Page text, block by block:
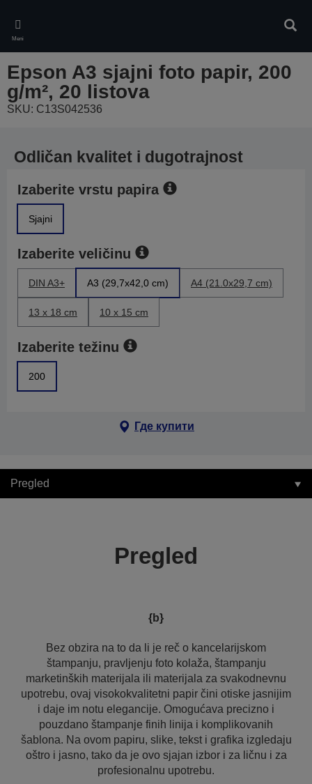
main
content
Meni
Epson A3 sjajni foto papir, 200
g/m², 20 listova
SKU: C13S042536
Odličan kvalitet i dugotrajnost
Izaberite vrstu papira
Sjajni
Izaberite veličinu
DIN A3+ A3 (29,7x42,0 cm) A4 (21.0x29,7 cm)
13 x 18 cm 10 x 15 cm
Izaberite težinu
200
Где купити
Pregled
Pregled
{b}
Bez obzira na to da li je reč o kancelarijskom
štampanju, pravljenju foto kolaža, štampanju
marketinških materijala ili materijala za svakodnevnu
upotrebu, ovaj visokokvalitetni papir čini otiske jasnijim
i daje im notu elegancije. Omogućava precizno i
pouzdano štampanje finih linija i komplikovanih
šablona. Na ovom papiru, slike, tekst i grafika izgledaju
oštro i jasno, tako da je ovo sjajan izbor i za ličnu i za
profesionalnu upotrebu.